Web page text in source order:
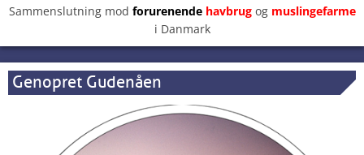
Sammenslutning mod forurenendehavbrugog muslingefarme
i Danmark
Genopret Gudenåen